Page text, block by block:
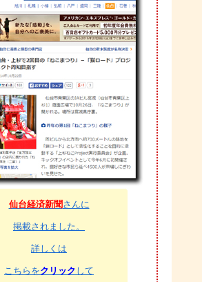
仙台経済新聞さんに
掲載されました。
詳しくは
こちらをクリック して